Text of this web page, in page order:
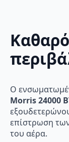
Ο
Morris 24000
επίστρωση
του αέρα.